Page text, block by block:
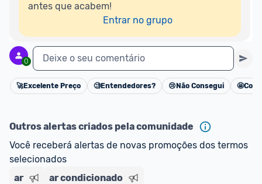
antes que acabem!
Entrar no grupo
0 Deixe o seu comentário
Cancelar
🚀Excelente Preço 🧐Entendedores? 😢 Não Consegui 🤩
Outros alertas criados pela comunidade
Você receberá alertas de novas promoções dos termos
selecionados
ar
ar condicionado